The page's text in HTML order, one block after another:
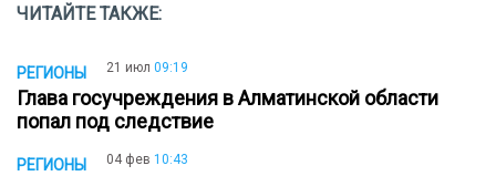
ЧИТАЙТЕ ТАКЖЕ:
РЕГИОНЫ 21 июл 09:19
Глава госучреждения в Алматинской области
попал под следствие
РЕГИОНЫ 04 фев 10:43